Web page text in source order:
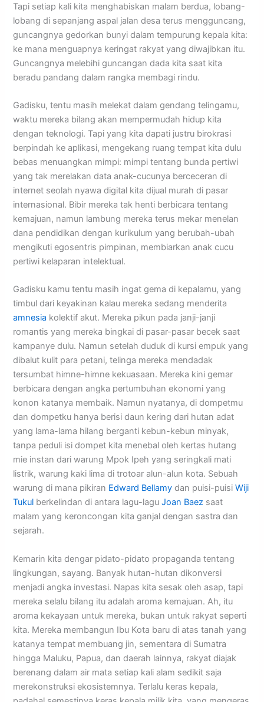
Tapi setiap kali kita menghabiskan malam berdua, lobang-
lobang di sepanjang aspal jalan desa terus mengguncang,
guncangnya gedorkan bunyi dalam tempurung kepala kita:
ke mana menguapnya keringat rakyat yang diwajibkan itu.
Guncangnya melebihi guncangan dada kita saat kita
beradu pandang dalam rangka membagi rindu.
Gadisku, tentu masih melekat dalam gendang telingamu,
waktu mereka bilang akan mempermudah hidup kita
dengan teknologi. Tapi yang kita dapati justru birokrasi
berpindah ke aplikasi, mengekang ruang tempat kita dulu
bebas menuangkan mimpi: mimpi tentang bunda pertiwi
yang tak merelakan data anak-cucunya berceceran di
internet seolah nyawa digital kita dijual murah di pasar
internasional. Bibir mereka tak henti berbicara tentang
kemajuan, namun lambung mereka terus mekar menelan
dana pendidikan dengan kurikulum yang berubah-ubah
mengikuti egosentris pimpinan, membiarkan anak cucu
pertiwi kelaparan intelektual.
Gadisku kamu tentu masih ingat gema di kepalamu, yang
timbul dari keyakinan kalau mereka sedang menderita
amnesia kolektif akut. Mereka pikun pada janji-janji
romantis yang mereka bingkai di pasar-pasar becek saat
kampanye dulu. Namun setelah duduk di kursi empuk yang
dibalut kulit para petani, telinga mereka mendadak
tersumbat himne-himne kekuasaan. Mereka kini gemar
berbicara dengan angka pertumbuhan ekonomi yang
konon katanya membaik. Namun nyatanya, di dompetmu
dan dompetku hanya berisi daun kering dari hutan adat
yang lama-lama hilang berganti kebun-kebun minyak,
tanpa peduli isi dompet kita menebal oleh kertas hutang
mie instan dari warung Mpok Ipeh yang seringkali mati
listrik, warung kaki lima di trotoar alun-alun kota. Sebuah
warung di mana pikiran Edward Bellamydan puisi-puisiWiji
Tukul berkelindan di antara lagu-laguJoan Baez saat
malam yang keroncongan kita ganjal dengan sastra dan
sejarah.
Kemarin kita dengar pidato-pidato propaganda tentang
lingkungan, sayang. Banyak hutan-hutan dikonversi
menjadi angka investasi. Napas kita sesak oleh asap, tapi
mereka selalu bilang itu adalah aroma kemajuan. Ah, itu
aroma kekayaan untuk mereka, bukan untuk rakyat seperti
kita. Mereka membangun Ibu Kota baru di atas tanah yang
katanya tempat membuang jin, sementara di Sumatra
hingga Maluku, Papua, dan daerah lainnya, rakyat diajak
berenang dalam air mata setiap kali alam sedikit saja
merekonstruksi ekosistemnya. Terlalu keras kepala,